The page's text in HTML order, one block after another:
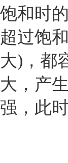
饱和时
超过饱
大)，都
大，产
强，此